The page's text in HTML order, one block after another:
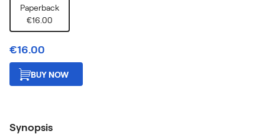
Paperback
€16.00
€16.00
BUY NOW
Synopsis